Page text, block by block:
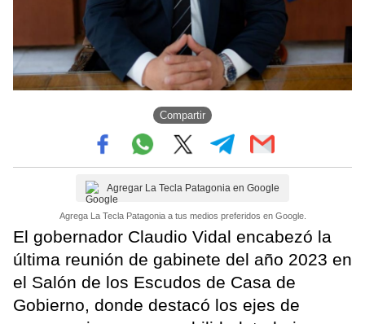
Compartir
Agregar La Tecla Patagonia en Google
Agrega La Tecla Patagonia a tus medios preferidos en Google.
El gobernador Claudio Vidal encabezó la
última reunión de gabinete del año 2023 en
el Salón de los Escudos de Casa de
Gobierno, donde destacó los ejes de